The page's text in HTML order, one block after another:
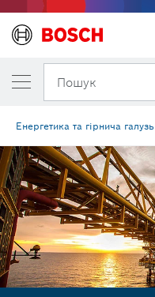
Пошук
Енергетика та гірнича галузь